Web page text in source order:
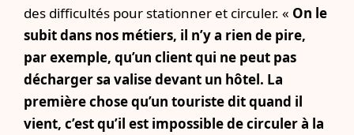
des difficultés pour stationner et circuler. « On le
subit dans nos métiers, il n’y a rien de pire,
par exemple, qu’un client qui ne peut pas
décharger sa valise devant un hôtel. La
première chose qu’un touriste dit quand il
vient, c’est qu’il est impossible de circuler à la